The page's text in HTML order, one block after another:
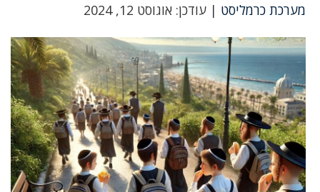
מערכת כרמליסט | עודכן: אוגוסט 12, 2024